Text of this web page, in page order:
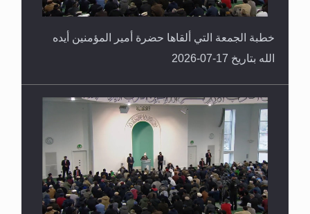
خطبة الجمعة التي ألقاها حضرة أمير المؤمنين أيده
الله بتاريخ 17-07-2026